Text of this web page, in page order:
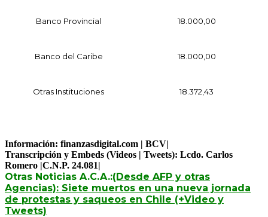
Banco Provincial 18.000,00
Banco del Caribe 18. 000 ,00
Otras Instituciones 18.372 43
Información: finanzasdigital.com | BCV|
Transcripción y Embeds (Videos | Tweets): Lcdo. Carlos
Romero |C.N.P. 24.081|
Otras Noticias A.C.A.:(Desde AFP y otras
Agencias): Siete muertos en una nueva jornada
de protestas y saqueos en Chile (+Video y
Tweets)